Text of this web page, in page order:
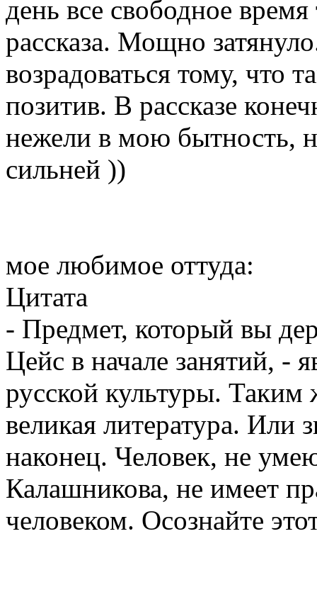
день все свободное
рассказа. Мощно
возрадоваться тому, что
позитив. В рассказе
нежели в мою бытность,
сильней ))
мое любимое оттуда:
Цитата
- Предмет, который вы
Цейс в начале занятий, -
русской культуры.
великая литература. Или
наконец. Человек, не
Калашникова, не имеет
человеком. Осознайте